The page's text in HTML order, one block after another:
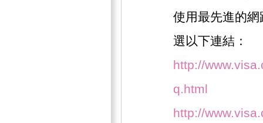
使用最先進的
選以下連結：
http://
q.html
http://